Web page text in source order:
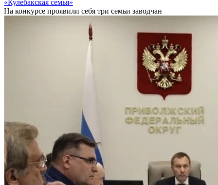
«Кулебакская семья»
На конкурсе проявили себя три семьи заводчан